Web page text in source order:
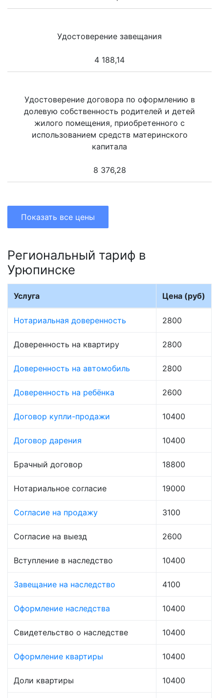
Удостоверение завещания
4 188,14
Удостоверение договора по оформлению в
долевую собственность родителей и детей
жилого помещения, приобретенного с
использованием средств материнского
капитала
8 376,28
Показать все цены
Региональный тариф в
Урюпинске
Услуга Цена (руб)
Нотариальная доверенность 2800
Доверенность на квартиру 2800
Доверенность на автомобиль 2800
Доверенность на ребёнка 2600
Договор купли-продажи 10400
Договор дарения 10400
Брачный договор 18800
Нотариальное согласие 19000
Согласие на продажу 3100
Согласие на выезд 2600
Вступление в наследство 10400
Завещание на наследство 4100
Оформление наследства 10400
Свидетельство о наследстве 10400
Оформление квартиры 10400
Доли квартиры 10400